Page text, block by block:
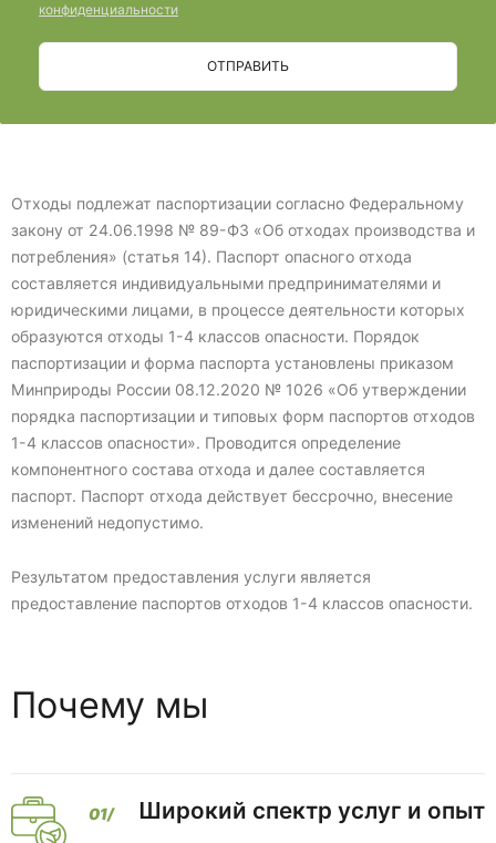
конфиденциальности
ОТПРАВИТЬ
Отходы подлежат паспортизации согласно Федеральному
закону от 24.06.1998 № 89-ФЗ «Об отходах производства и
потребления» (статья 14). Паспорт опасного отхода
составляется индивидуальными предпринимателями и
юридическими лицами, в процессе деятельности которых
образуются отходы 1-4 классов опасности. Порядок
паспортизации и форма паспорта установлены приказом
Минприроды России 08.12.2020 № 1026 «Об утверждении
порядка паспортизации и типовых форм паспортов отходов
1-4 классов опасности». Проводится определение
компонентного состава отхода и далее составляется
паспорт. Паспорт отхода действует бессрочно, внесение
изменений недопустимо.
Результатом предоставления услуги является
предоставление паспортов отходов 1-4 классов опасности.
Почему мы
Широкий спектр услуг и опыт